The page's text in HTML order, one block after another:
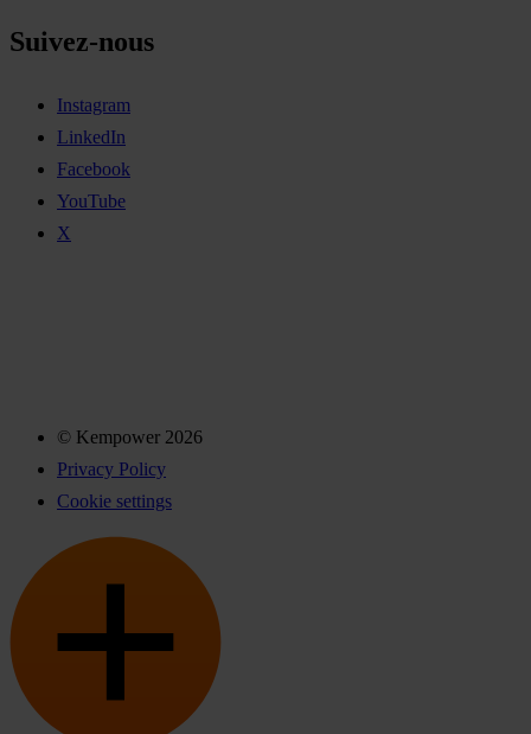
Suivez-nous
Instagram
LinkedIn
Facebook
YouTube
X
© Kempower 2026
Privacy Policy
Cookie settings